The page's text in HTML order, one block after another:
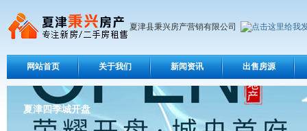
夏津县秉兴房产营销有限公司
网站首页 关于我们 新闻资讯 出售房源
夏津四季城开盘